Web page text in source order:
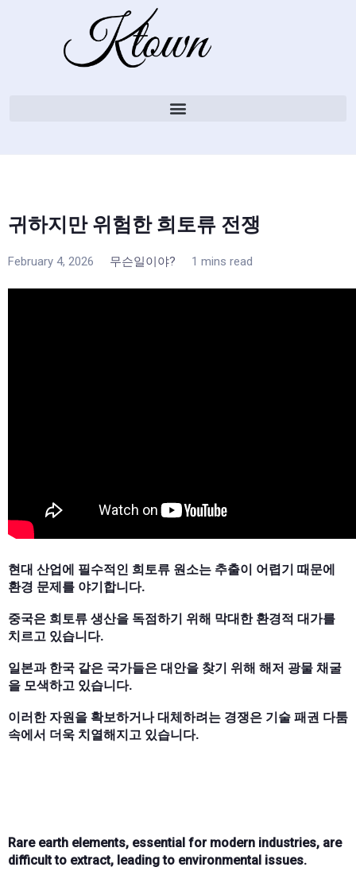
귀하지만 위험한 희토류 전쟁
February 4, 2026 무슨일이야? 1 mins read
현대 산업에 필수적인 희토류 원소는 추출이 어렵기 때문에
환경 문제를 야기합니다.
중국은 희토류 생산을 독점하기 위해 막대한 환경적 대가를
치르고 있습니다.
일본과 한국 같은 국가들은 대안을 찾기 위해 해저 광물 채굴
을 모색하고 있습니다.
이러한 자원을 확보하거나 대체하려는 경쟁은 기술 패권 다툼
속에서 더욱 치열해지고 있습니다.
Rare earth elements, essential for modern industries, are
difficult to extract, leading to environmental issues.